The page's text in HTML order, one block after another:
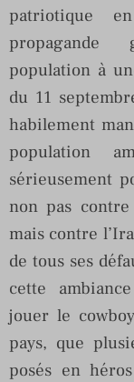
patriotique
propagande
population à
du 11
habilement
population
sérieusement
non pas
mais contre
de tous ses
cette
jouer le
pays, que
posés en